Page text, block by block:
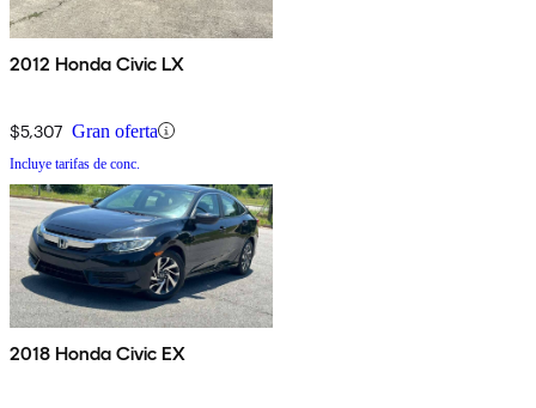
2012 Honda Civic LX
$5,307 Gran oferta
Incluye tarifas de conc.
2018 Honda Civic EX